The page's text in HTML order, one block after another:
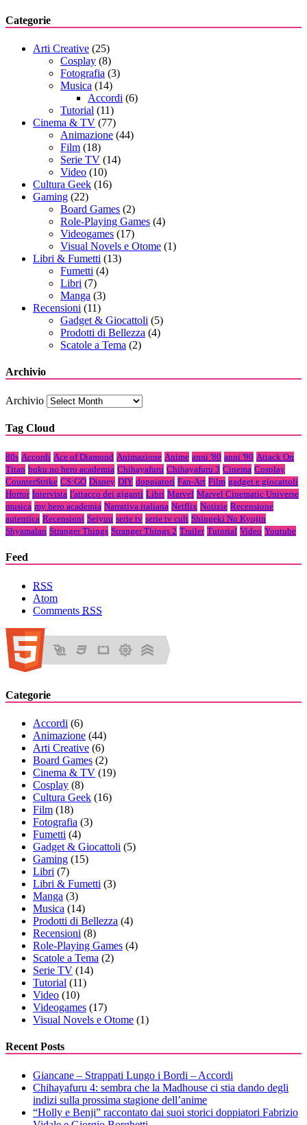
Categorie
Arti Creative (25)
Cosplay (8)
Fotografia (3)
Musica (14)
Accordi (6)
Tutorial (11)
Cinema & TV (77)
Animazione (44)
Film (18)
Serie TV (14)
Video (10)
Cultura Geek (16)
Gaming (22)
Board Games (2)
Role-Playing Games (4)
Videogames (17)
Visual Novels e Otome (1)
Libri & Fumetti (13)
Fumetti (4)
Libri (7)
Manga (3)
Recensioni (11)
Gadget & Giocattoli (5)
Prodotti di Bellezza (4)
Scatole a Tema (2)
Archivio
Archivio
Tag Cloud
80s Accordi Ace of Diamond Animazione Anime anni '80 anni '90 Attack On
Titan boku no hero academia Chihayafuru Chihayafuru 3 Cinema Cosplay
CounterStrike CS:GO Disney DIY doppiatori Fan-Art Film gadget e giocattoli
Horror Intervista l'attacco dei giganti Libri Marvel Marvel Cinematic Universe
musica my hero academia Narrativa italiana Netflix Notizie Recensione
autentica Recensioni Seiyuu serie tv serie tv cult Shingeki No Kyojin
Shyamalan Stranger Things Stranger Things 2 Trailer Tutorial Video Youtube
Feed
RSS
Atom
Comments RSS
Categorie
Accordi (6)
Animazione (44)
Arti Creative (6)
Board Games (2)
Cinema & TV (19)
Cosplay (8)
Cultura Geek (16)
Film (18)
Fotografia (3)
Fumetti (4)
Gadget & Giocattoli (5)
Gaming (15)
Libri (7)
Libri & Fumetti (3)
Manga (3)
Musica (14)
Prodotti di Bellezza (4)
Recensioni (8)
Role-Playing Games (4)
Scatole a Tema (2)
Serie TV (14)
Tutorial (11)
Video (10)
Videogames (17)
Visual Novels e Otome (1)
Recent Posts
Giancane – Strappati Lungo i Bordi – Accordi
Chihayafuru 4: sembra che la Madhouse ci stia dando degli
indizi sulla prossima stagione dell’anime
“Holly e Benji” raccontato dai suoi storici doppiatori Fabrizio